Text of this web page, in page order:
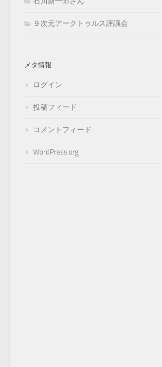
９次元アークトゥルス評議会
メタ情報
ログイン
投稿フィード
コメントフィード
WordPress.org